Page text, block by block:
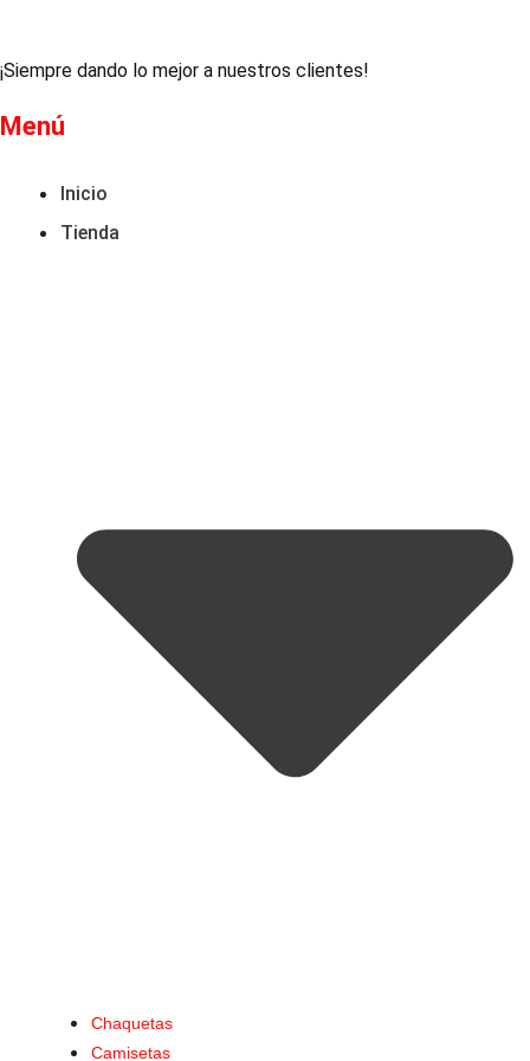
variantes.
¡Siempre dando lo mejor a nuestros clientes!
Menú
Inicio
Tienda
Chaquetas
Camisetas